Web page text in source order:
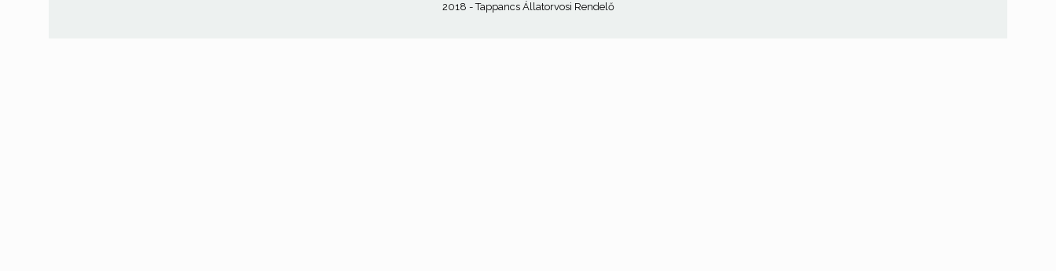
2018 - Tappancs Állatorvosi Rendelő